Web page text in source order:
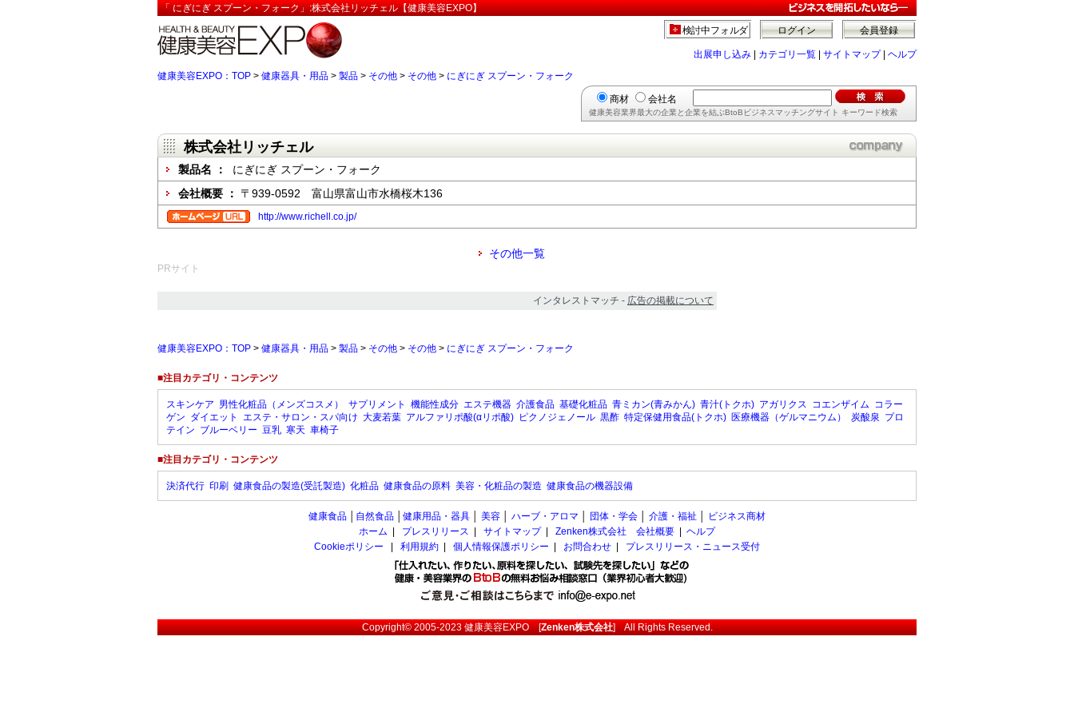
「 にぎにぎ スプーン・フォーク」:株式会社リッチェル【健康美容EXPO】
会員登録
ログイン
検討中フォルダ
出展申し込み カテゴリ一覧 サイトマップ| ヘルプ
健康美容EXPO：TOP > 健康器具・用品 > 製品 > その他 > その他 > にぎにぎ スプーン・フォーク
商材 会社名
健康美容業界最大の企業と企業を結ぶBtoBビジネスマッチングサイト キーワード検索
株式会社リッチェル
製品名 ：
にぎにぎ スプーン・フォーク
会社概要 ： 〒939-0592 富山県富山市水橋桜木136
http://www.richell.co.jp/
その他一覧
PRサイト
インタレストマッチ - 広告の掲載について
健康美容EXPO：TOP > 健康器具・用品 > 製品 > その他 > その他 > にぎにぎ スプーン・フォーク
■注目カテゴリ・コンテンツ
スキンケア 男性化粧品（メンズコスメ） サプリメント 機能性成分 エステ機器 介護食品 基礎化粧品 青ミカン(青みかん) 青汁(トクホ) アガリクス コエンザイム コラー
ゲン ダイエット エステ・サロン・スパ向け 大麦若葉 アルファリポ酸(αリポ酸) ピクノジェノール 黒酢 特定保健用食品(トクホ) 医療機器（ゲルマニウム） 炭酸泉 プロ
テイン ブルーベリー 豆乳 寒天 車椅子
■注目カテゴリ・コンテンツ
決済代行 印刷 健康食品の製造(受託製造) 化粧品 健康食品の原料 美容・化粧品の製造 健康食品の機器設備
健康食品 自然食品 健康用品・器具 美容 ハーブ・アロマ 団体・学会 介護・福祉
ビジネス商材
ホーム
プレスリリース サイトマップ| Zenken株式会社 会社概要
ヘルプ
Cookieポリシー
利用規約 個人情報保護ポリシー お問合わせ プレスリリース・ニュース受付
Copyright© 2005-2023健康美容EXPO[Zenken株式会社] All Rights Reserved.